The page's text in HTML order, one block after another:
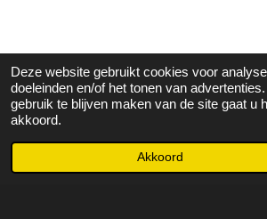
Deze website gebruikt cookies voor
doeleinden en/of het tonen van
gebruik te blijven maken van de site gaat u
akkoord.
Akkoord